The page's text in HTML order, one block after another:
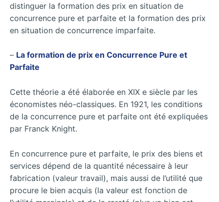
distinguer la formation des prix en situation de
concurrence pure et parfaite et la formation des prix
en situation de concurrence imparfaite.
– La formation de prix en Concurrence Pure et
Parfaite
Cette théorie a été élaborée en XIX e siècle par les
économistes néo-classiques. En 1921, les conditions
de la concurrence pure et parfaite ont été expliquées
par Franck Knight.
En concurrence pure et parfaite, le prix des biens et
services dépend de la quantité nécessaire à leur
fabrication (valeur travail), mais aussi de l’utilité que
procure le bien acquis (la valeur est fonction de